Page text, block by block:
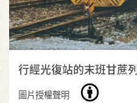
行經光復站的末班甘蔗
圖片授權聲明